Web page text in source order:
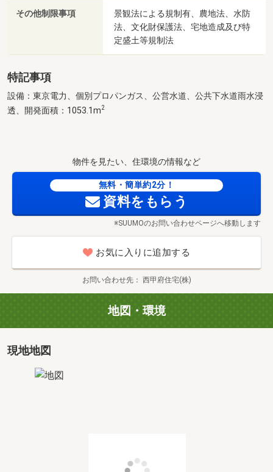
その他制限事項
景観法による規制有、農地法、水防
法、文化財保護法、宅地造成及び特
定盛土等規制法
特記事項
設備：東京電力、個別プロパンガス、公営水道、公共下水道雨水浸
透、開発面積：1053.1m2
物件を見たい、住環境の情報など
無料・簡単約2分！
資料をもらう
※SUUMOのお問い合わせページへ移動します
お気に入りに追加する
お問い合わせ先 西甲府住宅(株)
地図・環境
現地地図